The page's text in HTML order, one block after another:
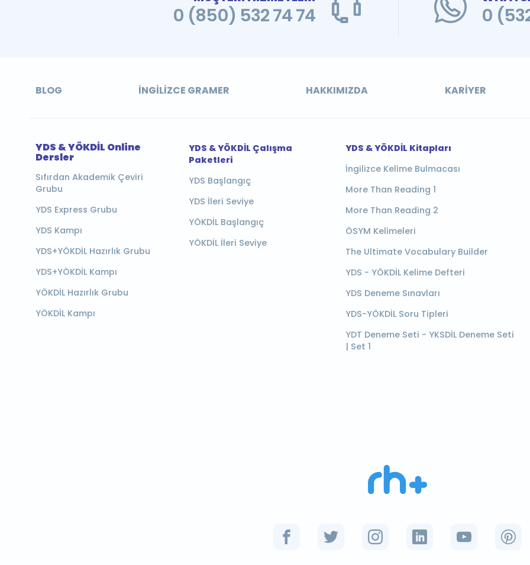
0 (850) 532 74 74 0
BLOG İNGILIZCE GRAMER HAKKIMIZDA KARIYER
YDS & YÖKDİL Online
Dersler
Sıfırdan Akademik Çeviri
Grubu
YDS Express Grubu
YDS Kampı
YDS+YÖKDİL Hazırlık Grubu
YDS+YÖKDİL Kampı
YÖKDİL Hazırlık Grubu
YÖKDİL Kampı
YDS & YÖKDİL Çalışma
Paketleri
YDS Başlangıç
YDS İleri Seviye
YÖKDİL Başlangıç
YÖKDİL İleri Seviye
YDS & YÖKDİL Kitapları
İngilizce Kelime Bulmacası
More Than Reading 1
More Than Reading 2
ÖSYM Kelimeleri
The Ultimate Vocabulary Builder
YDS - YÖKDİL Kelime Defteri
YDS Deneme Sınavları
YDS-YÖKDİL Soru Tipleri
YDT Deneme Seti - YKSDİL Deneme Seti
| Set 1